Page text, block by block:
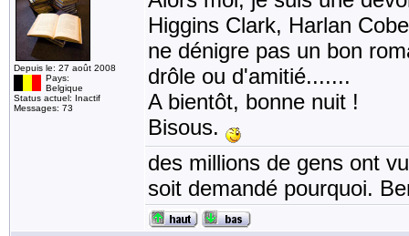
Depuis le: 27 août 2008
Pays:
Belgique
Status actuel: Inactif
Messages: 73
Higgins Clark, Harlan
ne dénigre pas un bon
drôle ou d'amitié.......
A bientôt, bonne nuit !
Bisous.
des millions de gens ont
soit demandé pourquoi.